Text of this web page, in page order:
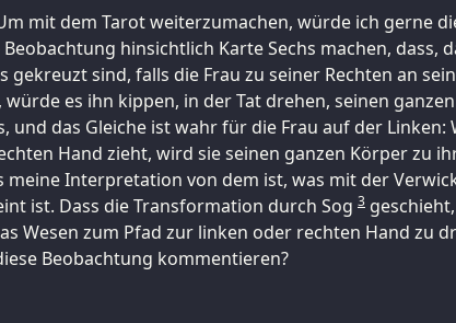
mit dem Tarot weiterzumachen, würde ich gerne
hinsichtlich Karte Sechs machen, dass,
gekreuzt sind, falls die Frau zu seiner Rechten an
würde es ihn kippen, in der Tat drehen, seinen
und das Gleiche ist wahr für die Frau auf der Linken:
Hand zieht, wird sie seinen ganzen Körper zu
meine Interpretation von dem ist, was mit der
ist. Dass die Transformation durch Sog 3
Wesen zum Pfad zur linken oder rechten Hand zu
Beobachtung kommentieren?